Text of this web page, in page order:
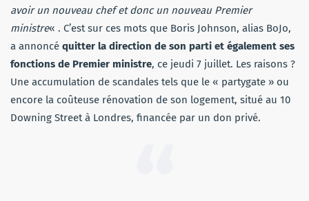
avoir un nouveau chef et donc un nouveau Premier
ministre« . C’est sur ces mots que Boris Johnson, alias BoJo,
a annoncé quitter la direction de son parti et également ses
fonctions de Premier ministre, ce jeudi 7 juillet. Les raisons ?
Une accumulation de scandales tels que le « partygate » ou
encore la coûteuse rénovation de son logement, situé au 10
Downing Street à Londres, financée par un don privé.